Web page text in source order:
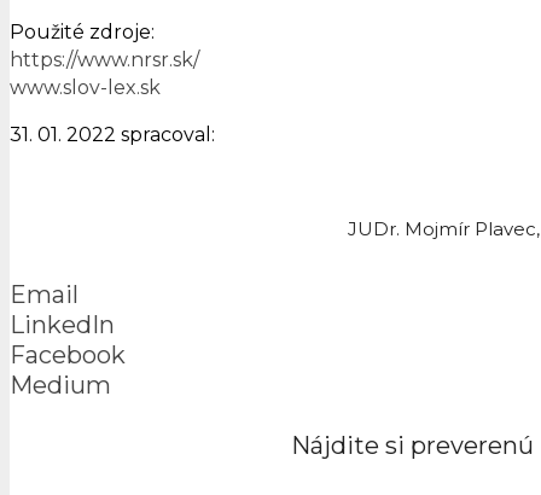
Použité zdroje:
https://www.nrsr.sk/
www.slov-lex.sk
31. 01. 2022 spracoval:
JUDr. Mojmír Plavec,
Email
LinkedIn
Facebook
Medium
Nájdite si preverenú